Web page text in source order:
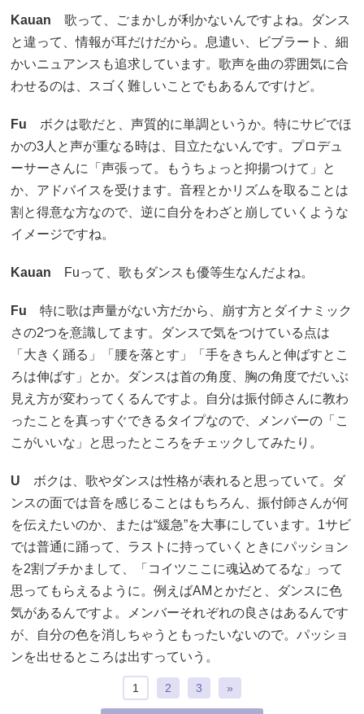
Kauan 歌って、ごまかしが利かないんですよね。ダンス
と違って、情報が耳だけだから。息遣い、ビブラート、細
かいニュアンスも追求しています。歌声を曲の雰囲気に合
わせるのは、スゴく難しいことでもあるんですけど。
Fu ボクは歌だと、声質的に単調というか。特にサビでほ
かの3人と声が重なる時は、目立たないんです。プロデュ
ーサーさんに「声張って。もうちょっと抑揚つけて」と
か、アドバイスを受けます。音程とかリズムを取ることは
割と得意な方なので、逆に自分をわざと崩していくような
イメージですね。
Kauan Fuって、歌もダンスも優等生なんだよね。
Fu 特に歌は声量がない方だから、崩す方とダイナミック
さの2つを意識してます。ダンスで気をつけている点は
「大きく踊る」「腰を落とす」「手をきちんと伸ばすとこ
ろは伸ばす」とか。ダンスは首の角度、胸の角度でだいぶ
見え方が変わってくるんですよ。自分は振付師さんに教わ
ったことを真っすぐできるタイプなので、メンバーの「こ
こがいいな」と思ったところをチェックしてみたり。
U ボクは、歌やダンスは性格が表れると思っていて。ダ
ンスの面では音を感じることはもちろん、振付師さんが何
を伝えたいのか、または“緩急”を大事にしています。1サビ
では普通に踊って、ラストに持っていくときにパッション
を2割ブチかまして、「コイツここに魂込めてるな」って
思ってもらえるように。例えばAMとかだと、ダンスに色
気があるんですよ。メンバーそれぞれの良さはあるんです
が、自分の色を消しちゃうともったいないので。パッショ
ンを出せるところは出すっていう。
1 2 3 »